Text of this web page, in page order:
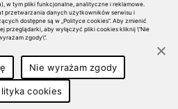
RIGHTS RESERVED
w tym pliki funkcjonalne, analityczne i reklamowe.
przetwarzania danych użytkowników serwisu i
dostępne są w „Polityce cookies”. Aby zmienić
przeglądarki, aby wyłączyć pliki cookies kliknij \"Nie
zgody\".
Nie wyrażam zgody
cookies